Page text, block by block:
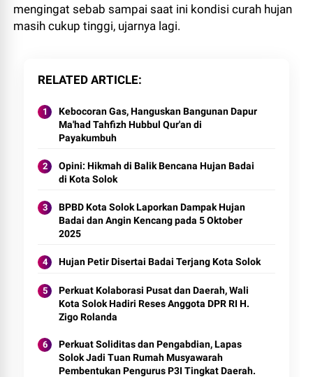
mengingat sebab sampai saat ini kondisi curah hujan
masih cukup tinggi, ujarnya lagi.
RELATED ARTICLE
Kebocoran Gas, Hanguskan Bangunan Dapur
Ma'had Tahfizh Hubbul Qur'an di
Payakumbuh
Opini: Hikmah di Balik Bencana Hujan Badai
di Kota Solok
BPBD Kota Solok Laporkan Dampak Hujan
Badai dan Angin Kencang pada 5 Oktober
2025
Hujan Petir Disertai Badai Terjang Kota Solok
Perkuat Kolaborasi Pusat dan Daerah, Wali
Kota Solok Hadiri Reses Anggota DPR RI H.
Zigo Rolanda
Perkuat Soliditas dan Pengabdian, Lapas
Solok Jadi Tuan Rumah Musyawarah
Pembentukan Pengurus P3I Tingkat Daerah.